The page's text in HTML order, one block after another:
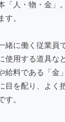
「人・物・金」
す。
緒に働く従業員
使用する道具な
給料である「金
目を配り、よく
す。